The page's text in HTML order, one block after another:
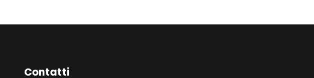
Contatti